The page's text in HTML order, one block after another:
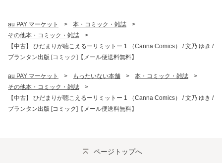
au PAY マーケット > 本・コミック・雑誌
>
その他本・コミック・雑誌
>
【中古】 ひだまりが聴こえるーリミットー 1 （Canna Comics） / 文乃 ゆき /
プランタン出版 [コミック]【メール便送料無料】
au PAY マーケット > もったいない本舗 > 本・コミック・雑誌
>
その他本・コミック・雑誌
>
【中古】 ひだまりが聴こえるーリミットー 1 （Canna Comics） / 文乃 ゆき /
プランタン出版 [コミック]【メール便送料無料】
ページトップへ